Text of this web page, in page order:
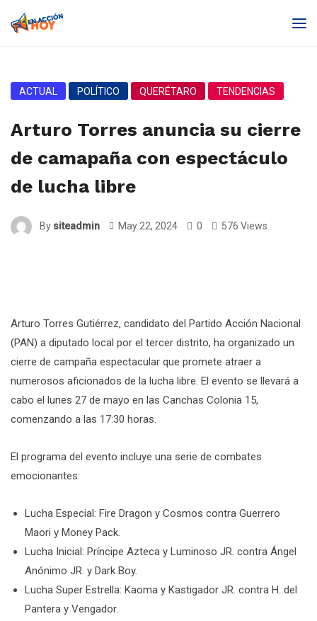
ACTUAL POLÍTICO QUERÉTARO TENDENCIAS
Arturo Torres anuncia su cierre
de camapaña con espectáculo
de lucha libre
By siteadmin May 22, 2024 0 576 Views
Arturo Torres Gutiérrez, candidato del Partido Acción Nacional
(PAN) a diputado local por el tercer distrito, ha organizado un
cierre de campaña espectacular que promete atraer a
numerosos aficionados de la lucha libre. El evento se llevará a
cabo el lunes 27 de mayo en las Canchas Colonia 15,
comenzando a las 17:30 horas.
El programa del evento incluye una serie de combates
emocionantes:
Lucha Especial: Fire Dragon y Cosmos contra Guerrero
Maori y Money Pack.
Lucha Inicial: Príncipe Azteca y Luminoso JR. contra Ángel
Anónimo JR. y Dark Boy.
Lucha Super Estrella: Kaoma y Kastigador JR. contra H. del
Pantera y Vengador.